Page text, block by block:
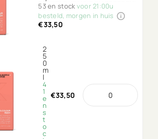
referme les cuticules et
protège contre
l’accumulation de minéraux.
préserver l’éclat de votre
couleur plus longtemps.
53 en stockvoor 21:00u
besteld, morgen in huis
€33,50
2
5
0
m
l
4
1
e
n
s
t
o
c
€33,50